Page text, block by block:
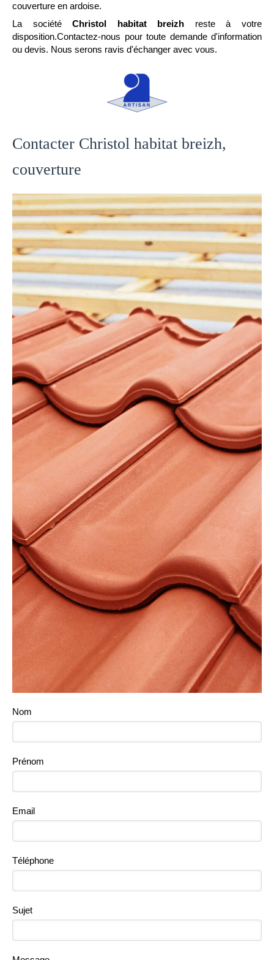
couverture en ardoise.
La sociétéChristol habitat breizh reste à votre
disposition.Contactez-nous pour toute demande d'information
ou devis. Nous serons ravis d'échanger avec vous.
Contacter Christol habitat breizh,
couverture
Nom
Prénom
Email
Téléphone
Sujet